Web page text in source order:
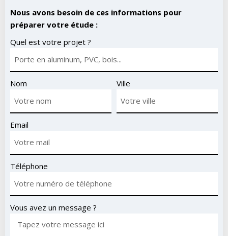
Nous avons besoin de ces informations pour
préparer votre étude :
Quel est votre projet ?
Nom Ville
Email
Téléphone
Vous avez un message ?